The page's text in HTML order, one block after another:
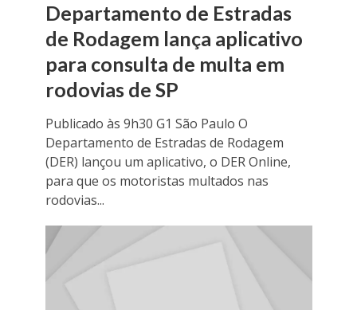
Departamento de Estradas
de Rodagem lança aplicativo
para consulta de multa em
rodovias de SP
Publicado às 9h30 G1 São Paulo O
Departamento de Estradas de Rodagem
(DER) lançou um aplicativo, o DER Online,
para que os motoristas multados nas
rodovias...